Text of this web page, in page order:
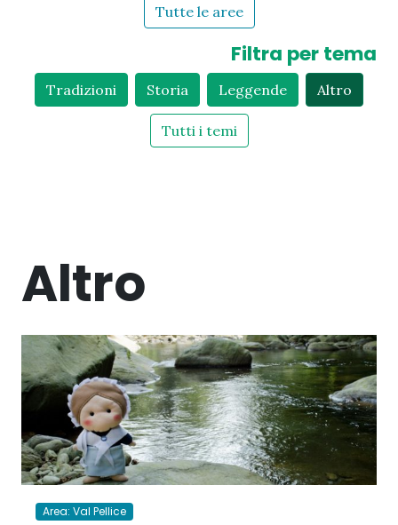
Tutte le aree
Filtra per tema
Tradizioni Storia Leggende Altro
Tutti i temi
Altro
Area: Val Pellice